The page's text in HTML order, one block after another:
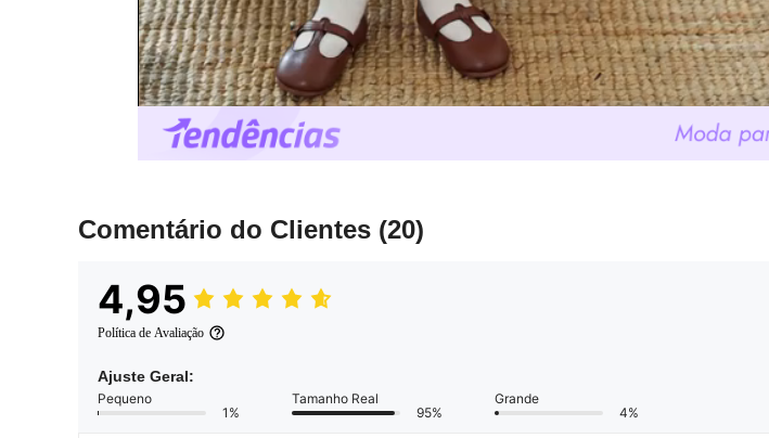
Comentário do Clientes (20)
4,95
Política de Avaliação
Ajuste Geral:
Pequeno
1%
Tamanho Real
95%
Grande
4%